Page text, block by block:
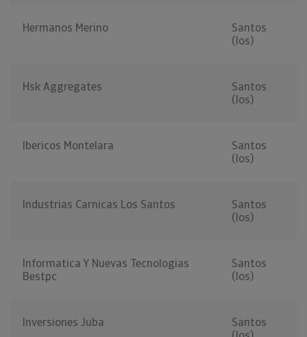
Hermanos Merino
Santos
(los)
Hsk Aggregates
Santos
(los)
Ibericos Montelara
Santos
(los)
Industrias Carnicas Los Santos
Santos
(los)
Informatica Y Nuevas Tecnologias
Bestpc
Santos
(los)
Inversiones Juba
Santos